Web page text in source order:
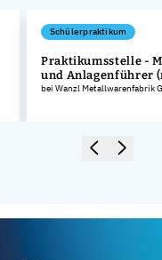
Schülerpraktikum
Praktikumsstelle -
und Anlagenführer
bei Wanzl Metallwarenfabrik